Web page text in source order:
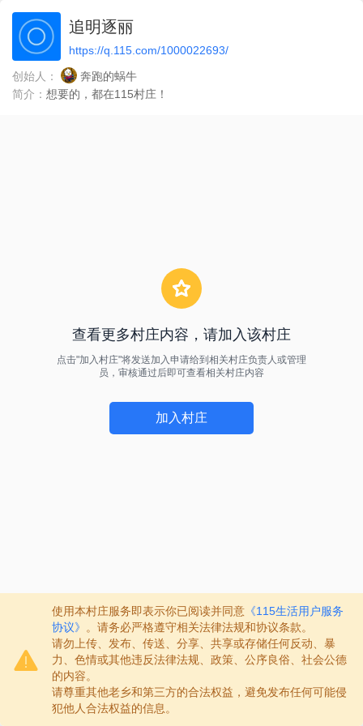
追明逐丽
https://q.115.com/1000022693/
创始人：
奔跑的蜗牛
简介： 想要的，都在115村庄！
查看更多村庄内容，请加入该村庄
点击"加入村庄"将发送加入申请给到相关村庄负责人或管理
员，审核通过后即可查看相关村庄内容
加入村庄
使用本村庄服务即表示你已阅读并同意 《115生活用户服务
协议》
。请务必严格遵守相关法律法规和协议条款。
请勿上传、发布、传送、分享、共享或存储任何反动、暴
力、色情或其他违反法律法规、政策、公序良俗、社会公德
的内容。
请尊重其他老乡和第三方的合法权益，避免发布任何可能侵
犯他人合法权益的信息。